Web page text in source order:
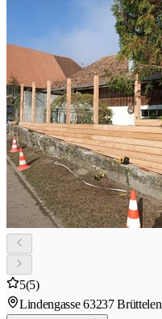
5(5)
Lindengasse 63237 Brüttelen